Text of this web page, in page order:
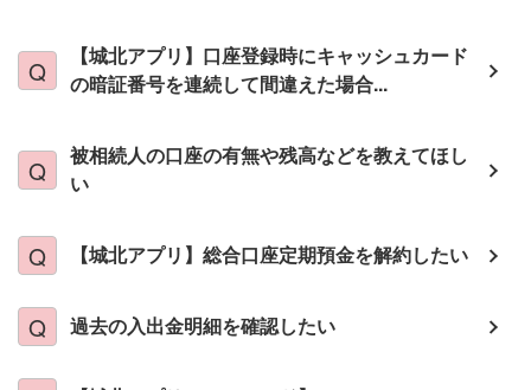
【城北アプリ】口座登録時にキャッシュカード
の暗証番号を連続して間違えた場合...
被相続人の口座の有無や残高などを教えてほし
い
【城北アプリ】総合口座定期預金を解約したい
過去の入出金明細を確認したい